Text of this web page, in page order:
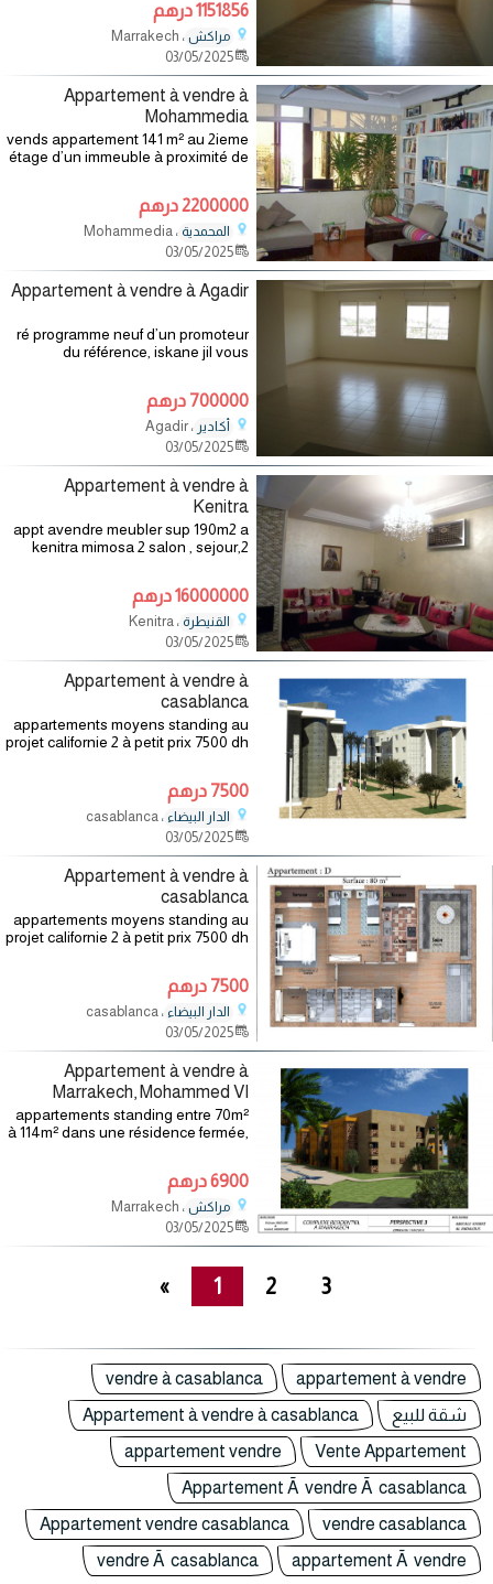
cuisine et balcon. ascenseur et
parking.
1151856 درهم
مراكش ، Marrakech
03/05/2025
Appartement à vendre à
Mohammedia
vends appartement 141 m² au 2ieme
étage d’un immeuble à proximité de
manger, de toilettes et wc, 2
chambres avec
2200000 درهم
المحمدية ، Mohammedia
03/05/2025
Appartement à vendre à Agadir
ré programme neuf d’un promoteur
du référence, iskane jil vous
calme et de prestige 15 mn à la
plage et 10 mn
700000 درهم
أكادير ، Agadir
03/05/2025
Appartement à vendre à
Kenitra
appt avendre meubler sup 190m2 a
kenitra mimosa 2 salon , sejour,2
16000000 درهم
القنيطرة ، Kenitra
03/05/2025
Appartement à vendre à
casablanca
appartements moyens standing au
projet californie 2 à petit prix 7500 dh
projet californie 2, pensé et construit
7500 درهم
الدار البيضاء ، casablanca
03/05/2025
Appartement à vendre à
casablanca
appartements moyens standing au
projet californie 2 à petit prix 7500 dh
projet californie 2, pensé et construit
7500 درهم
الدار البيضاء ، casablanca
03/05/2025
Appartement à vendre à
Marrakech, Mohammed VI
appartements standing entre 70m²
à 114m² dans une résidence fermée,
piscines et des terrains de sport
(tenus, mini
6900 درهم
مراكش ، Marrakech
03/05/2025
1 2 3
»
appartement à vendre
vendre à casablanca
شقة للبيع
Appartement à vendre à casablanca
Vente Appartement
appartement vendre
Appartement Ã vendre Ã casablanca
vendre casablanca
Appartement vendre casablanca
appartement Ã vendre
vendre Ã casablanca